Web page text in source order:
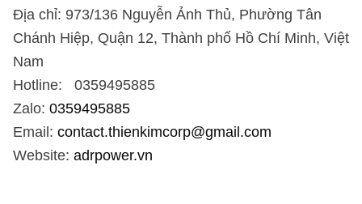
Địa chỉ: 973/136 Nguyễn Ảnh Thủ, Phường Tân
Chánh Hiệp, Quận 12, Thành phố Hồ Chí Minh, Việt
Nam
Hotline: 0359495885
Zalo: 0359495885
Email: contact.thienkimcorp@gmail.com
Website: adrpower.vn